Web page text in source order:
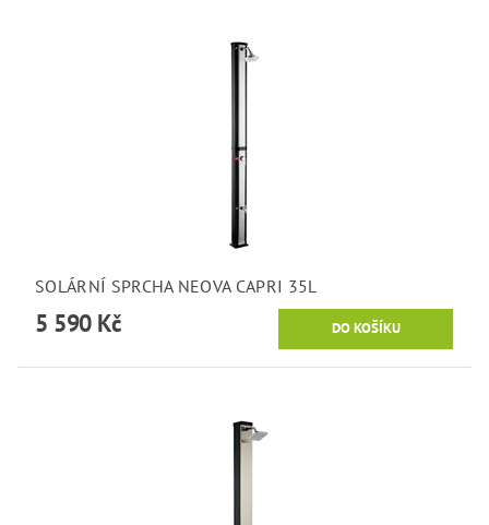
SOLÁRNÍ SPRCHA NEOVA CAPRI 35L
5 590 Kč